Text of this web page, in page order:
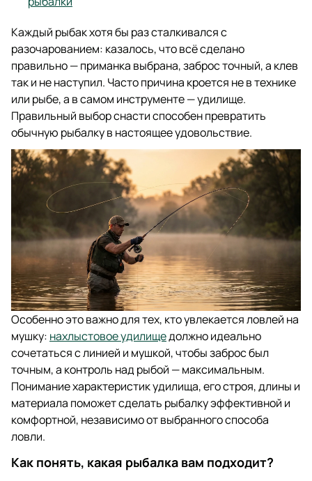
Каждый рыбак хотя бы раз сталкивался с
разочарованием: казалось, что всё сделано
правильно — приманка выбрана, заброс точный, а клев
так и не наступил. Часто причина кроется не в технике
или рыбе, а в самом инструменте — удилище.
Правильный выбор снасти способен превратить
обычную рыбалку в настоящее удовольствие.
Особенно это важно для тех, кто увлекается ловлей на
мушку: нахлыстовое удилищедолжно идеально
сочетаться с линией и мушкой, чтобы заброс был
точным, а контроль над рыбой — максимальным.
Понимание характеристик удилища, его строя, длины и
материала поможет сделать рыбалку эффективной и
комфортной, независимо от выбранного способа
ловли.
Как понять, какая рыбалка вам подходит?